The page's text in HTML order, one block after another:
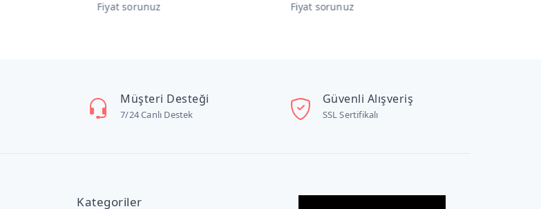
Fiyat sorunuz Fiyat sorunuz
Müşteri Desteği
7/24 Canlı Destek
Güvenli Alışveriş
SSL Sertifikalı
Kategoriler